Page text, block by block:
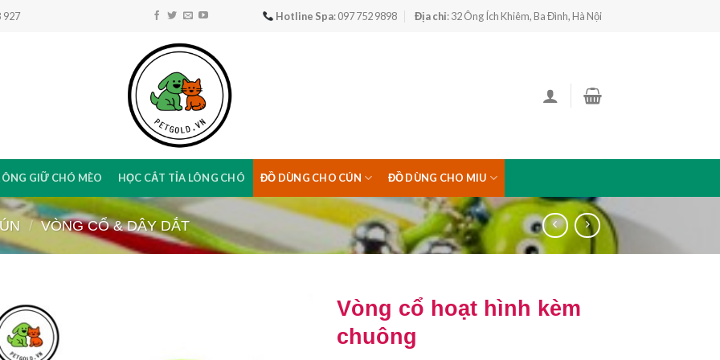
927 Hotline Spa: 097 752 9898 Địa chỉ: 32 Ông Ích Khiêm, Ba Đình, Hà Nội
GIỮ CHÓ MÈO HỌC CẮT TỈA LÔNG CHÓ ĐỒ DÙNG CHO CÚN ĐỒ DÙNG CHO MIU
/ VÒNG CỔ & DÂY DẮT
Vòng cổ hoạt hình kèm
chuông